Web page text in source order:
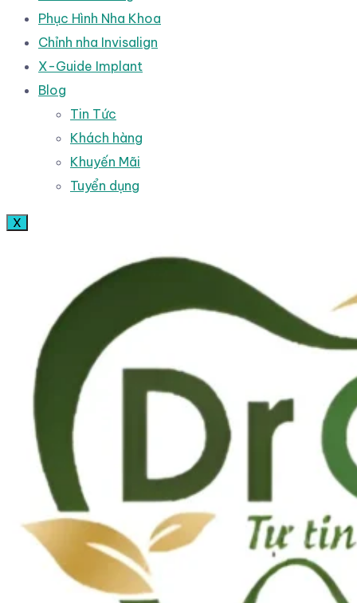
Phục Hình Nha Khoa
Chỉnh nha Invisalign
X-Guide Implant
Blog
Tin Tức
Khách hàng
Khuyến Mãi
Tuyển dụng
X